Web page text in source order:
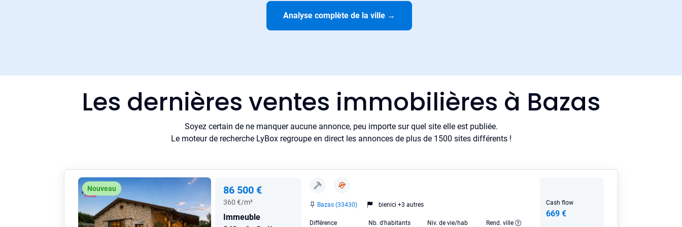
Analyse complète de la ville →
Les dernières ventes immobilières à Bazas
Soyez certain de ne manquer aucune annonce, peu importe sur quel site elle est publiée.
Le moteur de recherche LyBox regroupe en direct les annonces de plus de 1500 sites différents !
Nouveau 86 500 €
360 €/m²
Immeuble
Bazas (33430) bienici +3 autres
Différence Nb. d'habitants Niv. de vie/hab Rend. ville
Cash flow
669 €